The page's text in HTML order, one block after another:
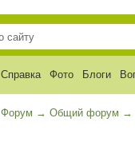
Справка Фото Блоги
Форум → Общий форум →